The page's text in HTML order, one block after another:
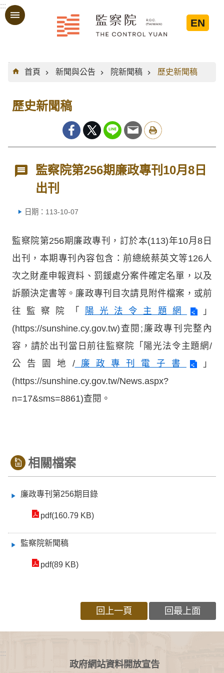
跳到主要內容區塊
:::
EN
:::
首頁
新聞與公告 院新聞稿 歷史新聞稿
歷史新聞稿
監察院第256期廉政專刊10月8日
出刊
日期：113-10-07
監察院第256期廉政專刊，訂於本(113)年10月8日
出刊，本期專刊內容包含：前總統蔡英文等126人
次之財產申報資料、罰鍰處分案件確定名單，以及
訴願決定書等。廉政專刊目次請見附件檔案，或前
往監察院「
陽光法令主題網
」
(https://sunshine.cy.gov.tw)查閱;廉政專刊完整內
容，請於出刊當日前往監察院「陽光法令主題網/
公告園地/廉政專刊電子書
」
(https://sunshine.cy.gov.tw/News.aspx?
n=17&sms=8861)查閱。
相關檔案
廉政專刊第256期目錄
pdf(160.79 KB)
監察院新聞稿
pdf(89 KB)
回上一頁 回最上面
:::
政府網站資料開放宣告